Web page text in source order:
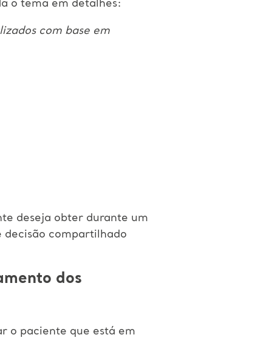
o tema em detalhes:
com base em
deseja obter durante um
decisão compartilhado
dos
o paciente que está em